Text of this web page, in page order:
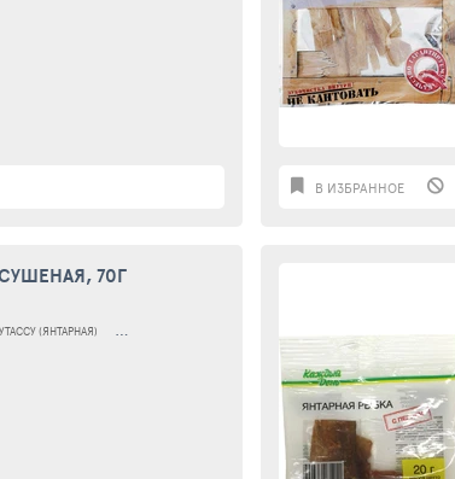
В ИЗБРАННОЕ
70Г
(ЯНТАРНАЯ) ПУТАССУ СУШЕНО-ВЯЛЕНАЯ